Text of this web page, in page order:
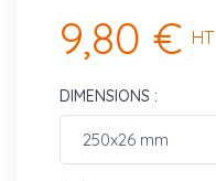
9,80 € HT
DIMENSIONS :